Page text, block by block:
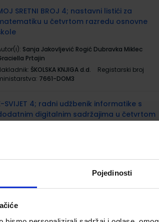
Pojedinosti
SRETNI BROJ 4; nastavni listići za
u četvrtom razredu osnovne
Sanja Jakovljević Rogić Dubravka Miklec
Prtajin
ŠKOLSKA KNJIGA d.d.
Registarski broj
7661-DOM3
SVIJET 4; radni udžbenik informatike s
digitalnim sadržajima u četvrtom
7004
SVIJET 4; radna bilježnica informatike u